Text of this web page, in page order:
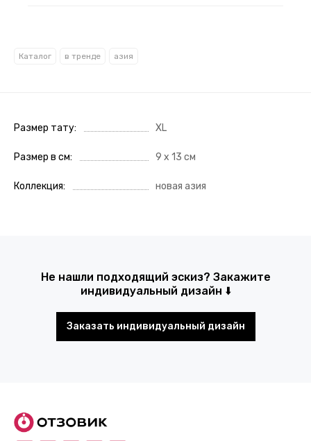
Каталог в тренде азия
Размер тату XL
Размер в см 9 x 13 см
Коллекция новая азия
Не нашли подходящий эскиз? Закажите
индивидуальный дизайн ⬇️
Заказать индивидуальный дизайн